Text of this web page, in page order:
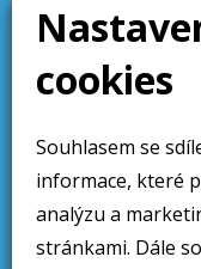
cookies
Souhlasem se
informace, které
analýzu a
stránkami. Dále souhlasíte s předáním údajů třetím
Stav skladu
aktualizován denně.
Stránky aktualizovány
Obchodní sdělení
Obchodní podmínky
Ochrana osobních